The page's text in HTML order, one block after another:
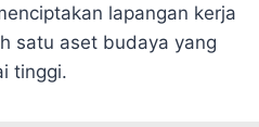
lapangan kerja
satu aset budaya yang
tinggi.